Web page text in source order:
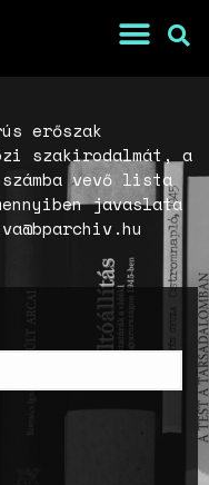
Weltkrieg: Sexuelle
als Kriegswaffe
erőszak
szakirodalmát, a
vevő lista
javaslata